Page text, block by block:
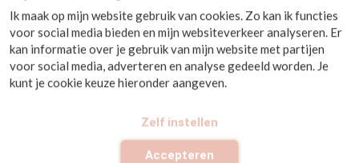
Ik maak op mijn website gebruik van cookies. Zo kan ik functies
voor social media bieden en mijn websiteverkeer analyseren. Er
kan informatie over je gebruik van mijn website met partijen
voor social media, adverteren en analyse gedeeld worden. Je
kunt je cookie keuze hieronder aangeven.
Zelf instellen
Accepteren
Vorige post
Wat kan je doen bij een burnout? Handvatten!
Volgende post
Word je teveel geleefd door jouw perfectionisme?